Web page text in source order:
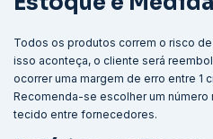
Todos os produtos correm o risco
isso aconteça, o cliente será
ocorrer uma margem de erro entre 1
Recomenda-se escolher um
tecido entre fornecedores.